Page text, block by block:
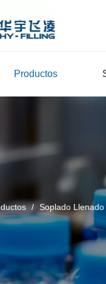
Productos
/ Soplado